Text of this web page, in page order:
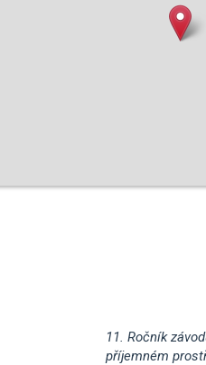
11. Ročník
příjemném